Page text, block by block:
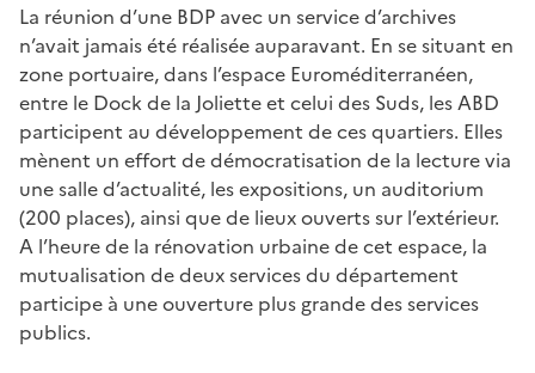
La réunion d’une BDP avec un service d’archives
n’avait jamais été réalisée auparavant. En se situant en
zone portuaire, dans l’espace Euroméditerranéen,
entre le Dock de la Joliette et celui des Suds, les ABD
participent au développement de ces quartiers. Elles
mènent un effort de démocratisation de la lecture via
une salle d’actualité, les expositions, un auditorium
(200 places), ainsi que de lieux ouverts sur l’extérieur.
A l’heure de la rénovation urbaine de cet espace, la
mutualisation de deux services du département
participe à une ouverture plus grande des services
publics.